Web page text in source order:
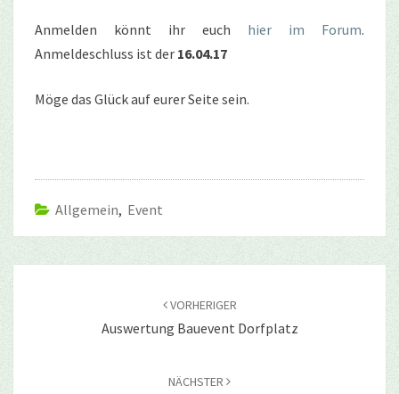
Anmelden könnt ihr euch hier im Forum.
Anmeldeschluss ist der 16.04.17
Möge das Glück auf eurer Seite sein.
Allgemein, Event
VORHERIGER
Auswertung Bauevent Dorfplatz
NÄCHSTER